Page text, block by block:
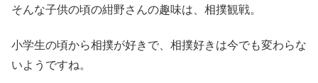
そんな子供の頃の紺野さんの趣味は、相撲観戦。
小学生の頃から相撲が好きで、相撲好きは今でも変わらな
いようですね。